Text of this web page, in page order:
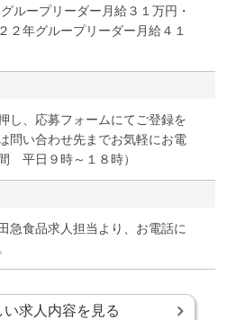
ループリーダー月給３１万円・
２年グループリーダー月給４１
し、応募フォームにてご登録を
問い合わせ先までお気軽にお電
平日９時～１８時）
急食品求人担当より、お電話に
い求人内容を見る